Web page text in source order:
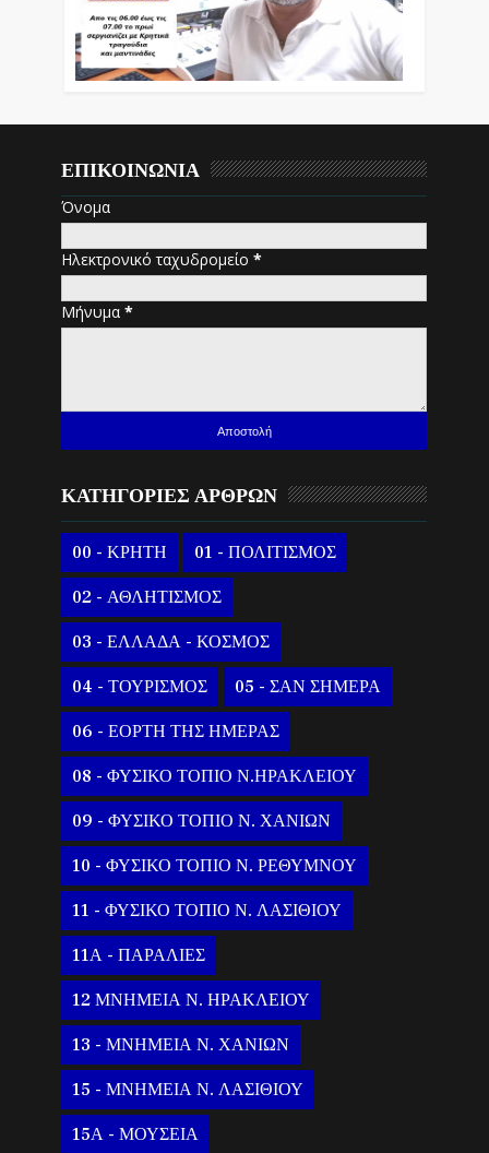
ΕΠΙΚΟΙΝΩΝΙΑ
Όνομα
Ηλεκτρονικό ταχυδρομείο*
Μήνυμα*
ΚΑΤΗΓΟΡΙΕΣ ΑΡΘΡΩΝ
00 - ΚΡΗΤΗ 01 - ΠΟΛΙΤΙΣΜΟΣ
02 - ΑΘΛΗΤΙΣΜΟΣ
03 - ΕΛΛΑΔΑ - ΚΟΣΜΟΣ
04 - ΤΟΥΡΙΣΜΟΣ 05 - ΣΑΝ ΣΗΜΕΡΑ
06 - ΕΟΡΤΗ ΤΗΣ ΗΜΕΡΑΣ
08 - ΦΥΣΙΚΟ ΤΟΠΙΟ Ν.ΗΡΑΚΛΕΙΟΥ
09 - ΦΥΣΙΚΟ ΤΟΠΙΟ Ν. ΧΑΝΙΩΝ
10 - ΦΥΣΙΚΟ ΤΟΠΙΟ Ν. ΡΕΘΥΜΝΟΥ
11 - ΦΥΣΙΚΟ ΤΟΠΙΟ Ν. ΛΑΣΙΘΙΟΥ
11Α - ΠΑΡΑΛΙΕΣ
12 ΜΝΗΜΕΙΑ Ν. ΗΡΑΚΛΕΙΟΥ
13 - ΜΝΗΜΕΙΑ Ν. ΧΑΝΙΩΝ
15 - ΜΝΗΜΕΙΑ Ν. ΛΑΣΙΘΙΟΥ
15Α - ΜΟΥΣΕΙΑ